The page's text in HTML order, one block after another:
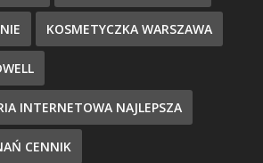
KOSMETYCZKA WARSZAWA
INTERNETOWA NAJLEPSZA
CENNIK